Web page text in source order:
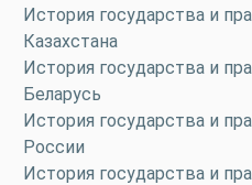
История государства и
Казахстана
История государства и
Беларусь
История государства и
России
История государства и